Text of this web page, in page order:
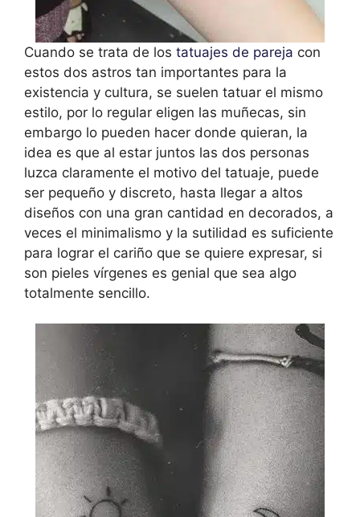
Cuando se trata de los tatuajes de pareja con
estos dos astros tan importantes para la
existencia y cultura, se suelen tatuar el mismo
estilo, por lo regular eligen las muñecas, sin
embargo lo pueden hacer donde quieran, la
idea es que al estar juntos las dos personas
luzca claramente el motivo del tatuaje, puede
ser pequeño y discreto, hasta llegar a altos
diseños con una gran cantidad en decorados, a
veces el minimalismo y la sutilidad es suficiente
para lograr el cariño que se quiere expresar, si
son pieles vírgenes es genial que sea algo
totalmente sencillo.